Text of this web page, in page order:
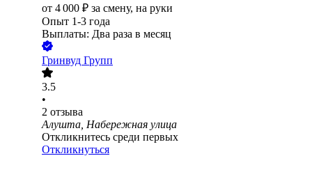
от 4 000 ₽ за смену, на руки
Опыт 1-3 года
Выплаты: Два раза в месяц
Гринвуд Групп
3.5
•
2 отзыва
Алушта, Набережная улица
Откликнитесь среди первых
Откликнуться